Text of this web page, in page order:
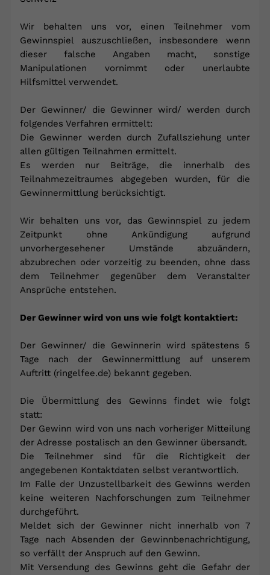
Wir behalten uns vor, einen Teilnehmer vom
Gewinnspiel auszuschließen, insbesondere wenn
dieser falsche Angaben macht, sonstige
Manipulationen vornimmt oder unerlaubte
Hilfsmittel verwendet.
Der Gewinner/ die Gewinner wird/ werden durch
folgendes Verfahren ermittelt:
Die Gewinner werden durch Zufallsziehung unter
allen gültigen Teilnahmen ermittelt.
Es werden nur Beiträge, die innerhalb des
Teilnahmezeitraumes abgegeben wurden, für die
Gewinnermittlung berücksichtigt.
Wir behalten uns vor, das Gewinnspiel zu jedem
Zeitpunkt ohne Ankündigung aufgrund
unvorhergesehener Umstände abzuändern,
abzubrechen oder vorzeitig zu beenden, ohne dass
dem Teilnehmer gegenüber dem Veranstalter
Ansprüche entstehen.
Der Gewinner wird von uns wie folgt kontaktiert:
Der Gewinner/ die Gewinnerin wird spätestens 5
Tage nach der Gewinnermittlung auf unserem
Auftritt (ringelfee.de) bekannt gegeben.
Die Übermittlung des Gewinns findet wie folgt
statt:
Der Gewinn wird von uns nach vorheriger Mitteilung
der Adresse postalisch an den Gewinner übersandt.
Die Teilnehmer sind für die Richtigkeit der
angegebenen Kontaktdaten selbst verantwortlich.
Im Falle der Unzustellbarkeit des Gewinns werden
keine weiteren Nachforschungen zum Teilnehmer
durchgeführt.
Meldet sich der Gewinner nicht innerhalb von 7
Tage nach Absenden der Gewinnbenachrichtigung,
so verfällt der Anspruch auf den Gewinn.
Mit Versendung des Gewinns geht die Gefahr der